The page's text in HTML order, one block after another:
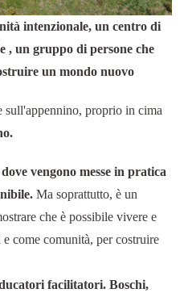
intenzionale, un centro di
, un gruppo di persone che
un mondo nuovo
sull'appennino, proprio in cima
vengono messe in pratica
Ma soprattutto, è un
che è possibile vivere e
come comunità, per costruire
facilitatori. Boschi,